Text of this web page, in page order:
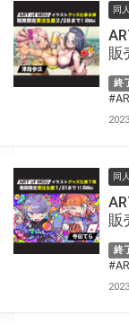
同人
終
同人
終